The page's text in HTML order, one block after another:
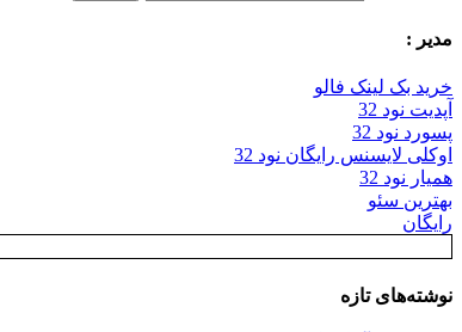
مدیر :
خرید بک لینک فالو
آپدیت نود 32
پسورد نود 32
اوکلی لایسنس رایگان نود 32
همیار نود 32
بهترین سئو
رایگان
نوشته‌های تازه